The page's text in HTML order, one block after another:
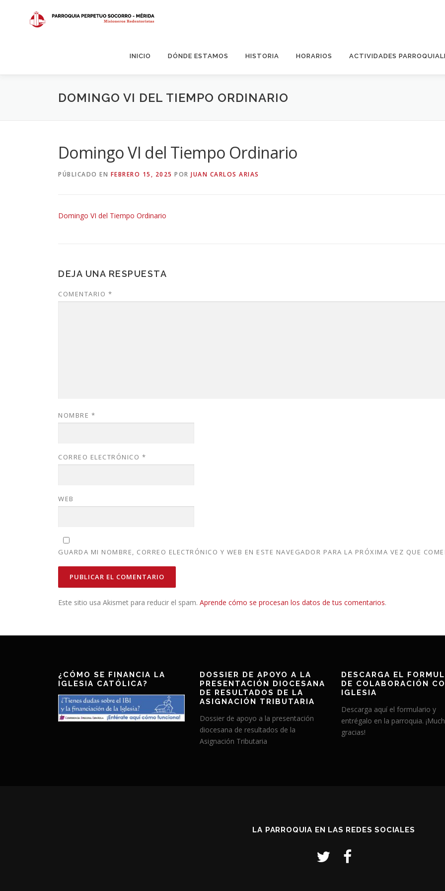
contenido
INICIO DÓNDE ESTAMOS HISTORIA HORARIOS ACTIVIDADES
DOMINGO VI DEL TIEMPO ORDINARIO
Domingo VI del Tiempo Ordinario
PÚBLICADO EN FEBRERO 15, 2025 POR JUAN CARLOS ARIAS
Domingo VI del Tiempo Ordinario
DEJA UNA RESPUESTA
COMENTARIO *
NOMBRE *
CORREO ELECTRÓNICO *
WEB
GUARDA MI NOMBRE, CORREO ELECTRÓNICO Y WEB EN ESTE NAVEGADOR PARA LA PRÓXIMA VEZ QUE
Este sitio usa Akismet para reducir el spam. Aprende cómo se procesan los datos de tus comentarios.
¿CÓMO SE FINANCIA LA
IGLESIA CATÓLICA?
DOSSIER DE APOYO A LA
PRESENTACIÓN DIOCESANA
DE RESULTADOS DE LA
ASIGNACIÓN TRIBUTARIA
Dossier de apoyo a la presentación
diocesana de resultados de la
Asignación Tributaria
DESCARGA EL
DE COLABORACIÓN
IGLESIA
Descarga aquí el formulario y
entrégalo en la parroquia.
gracias!
LA PARROQUIA EN LAS REDES SOCIALES